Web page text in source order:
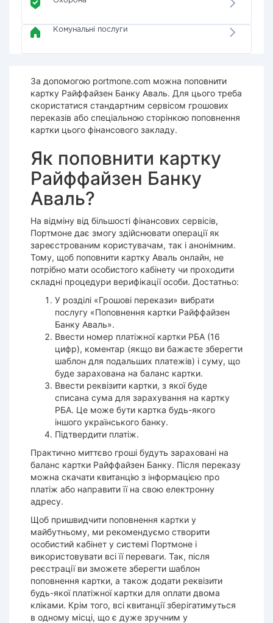
Комунальні послуги
За допомогою portmone.com можна поповнити
картку Райффайзен Банку Аваль. Для цього треба
скористатися стандартним сервісом грошових
переказів або спеціальною сторінкою поповнення
картки цього фінансового закладу.
Як поповнити картку
Райффайзен Банку
Аваль?
На відміну від більшості фінансових сервісів,
Портмоне дає змогу здійснювати операції як
зареєстрованим користувачам, так і анонімним.
Тому, щоб поповнити картку Аваль онлайн, не
потрібно мати особистого кабінету чи проходити
складні процедури верифікації особи. Достатньо:
У розділі «Грошові перекази» вибрати
послугу «Поповнення картки Райффайзен
Банку Аваль».
Ввести номер платіжної картки РБА (16
цифр), коментар (якщо ви бажаєте зберегти
шаблон для подальших платежів) і суму, що
буде зарахована на баланс картки.
Ввести реквізити картки, з якої буде
списана сума для зарахування на картку
РБА. Це може бути картка будь-якого
іншого українського банку.
Підтвердити платіж.
Практично миттєво гроші будуть зараховані на
баланс картки Райффайзен Банку. Після переказу
можна скачати квитанцію з інформацією про
платіж або направити її на свою електронну
адресу.
Щоб пришвидчити поповнення картки у
майбутньому, ми рекомендуємо створити
особистий кабінет у системі Портмоне і
використовувати всі її переваги. Так, після
реєстрації ви зможете зберегти шаблон
поповнення картки, а також додати реквізити
будь-якої платіжної картки для оплати двома
кліками. Крім того, всі квитанції зберігатимуться
в одному місці, що є дуже зручним у